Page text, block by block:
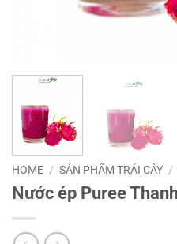
HOME / SẢN PHẨM TRÁI CÂY /
Nước ép Puree